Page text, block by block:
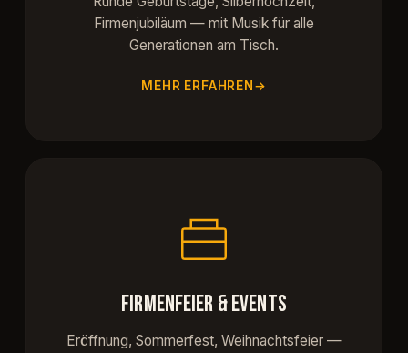
Firmenjubiläum — mit Musik für alle
Generationen am Tisch.
MEHR ERFAHREN
FIRMENFEIER & EVENTS
Eröffnung, Sommerfest, Weihnachtsfeier —